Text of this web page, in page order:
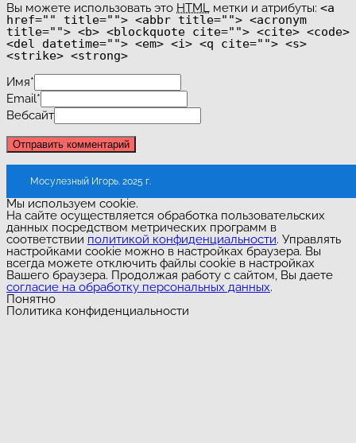
Вы можете использовать это HTML метки и атрибуты: <a
href="" title=""> <abbr title=""> <acronym
title=""> <b> <blockquote cite=""> <cite> <code>
<del datetime=""> <em> <i> <q cite=""> <s>
<strike> <strong>
Имя*
Email*
Вебсайт
Мосулезный Игорь. 2025 г.
Мы используем cookie.
На сайте осуществляется обработка пользовательских
данных посредством метрических программ в
соответствии политикой конфиденциальности. Управлять
настройками cookie можно в настройках браузера. Вы
всегда можете отключить файлы cookie в настройках
Вашего браузера. Продолжая работу с сайтом, Вы даете
согласие на обработку персональных данных.
Понятно
Политика конфиденциальности